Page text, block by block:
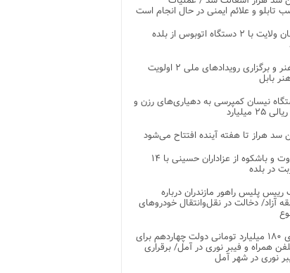
تابلو و علائم ایمنی در حال انجام است
کاروان عاشقان ولایت با ۲ دستگاه اتوبوس از بلده
توسعه باغ هنر و برگزاری رویدادهای ملی ۲ اولویت
بابل
۲ دستگاه نیسان کمپرسی به دهیاری‌های رزن و
میلیارد
سد هراز تا هفته آینده افتتاح می‌شود
پذیرایی متفاوت و باشکوه از عزاداران حسینی با ۱۴
در بلده
پلیس راهور مازندران درباره
آزاد/ دخالت در نقل‌وانتقال خودروهای
سرمایه گذاری ۱۸۰ میلیارد تومانی دولت چهاردهم برای
همراه و فیبر نوری در آمل/ برقراری